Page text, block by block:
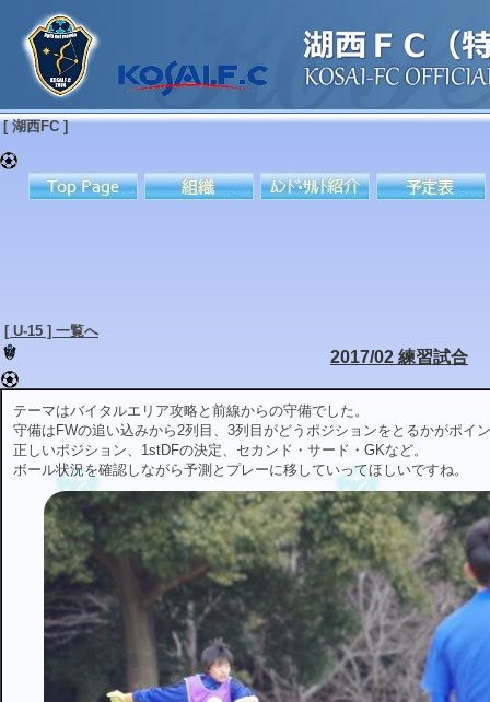
[ 湖西FC ]
[ U-15 ] 一覧へ
2017/02 練習試合
テーマはバイタルエリア攻略と前線からの守備でした。
守備はFWの追い込みから2列目、3列目がどうポジションをとるかがポイ
正しいポジション、1stDFの決定、セカンド・サード・GKなど。
ボール状況を確認しながら予測とプレーに移していってほしいですね。